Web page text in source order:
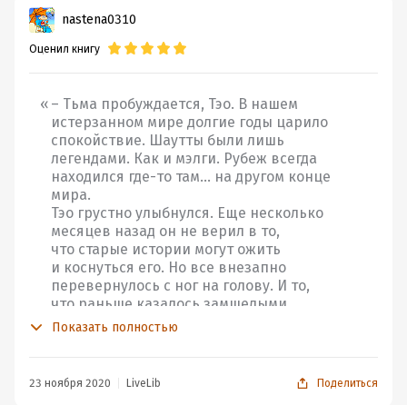
Вот только неспокойно всё в мире, лёд тронулся, силы
возмущаются, из небытия и сказок выходят чудовища.
Так что практически с первых страниц героям
путешествуют уже по равнине восточных королевств,
в том числе с цирковым поездом, принимая участие в
выступлениях. Путь их лежит к Туманному лесу, в
котором когда-то обитали эйвы, создания асторэ.
Наименования, объясненные в первой книге,
вспоминались со скрипом.
nastena0310
Оценил книгу
– Тьма пробуждается, Тэо. В нашем
истерзанном мире долгие годы царило
спокойствие. Шаутты были лишь
легендами. Как и мэлги. Рубеж всегда
находился где-то там… на другом конце
мира.
Тэо грустно улыбнулся. Еще несколько
месяцев назад он не верил в то,
что старые истории могут ожить
и коснуться его. Но все внезапно
перевернулось с ног на голову. И то,
что раньше казалось замшелыми
легендами, теперь оживало на глазах.
планыот огромного количества клубов и игр, в
Показать полностью
23 ноября 2020 LiveLib Поделиться